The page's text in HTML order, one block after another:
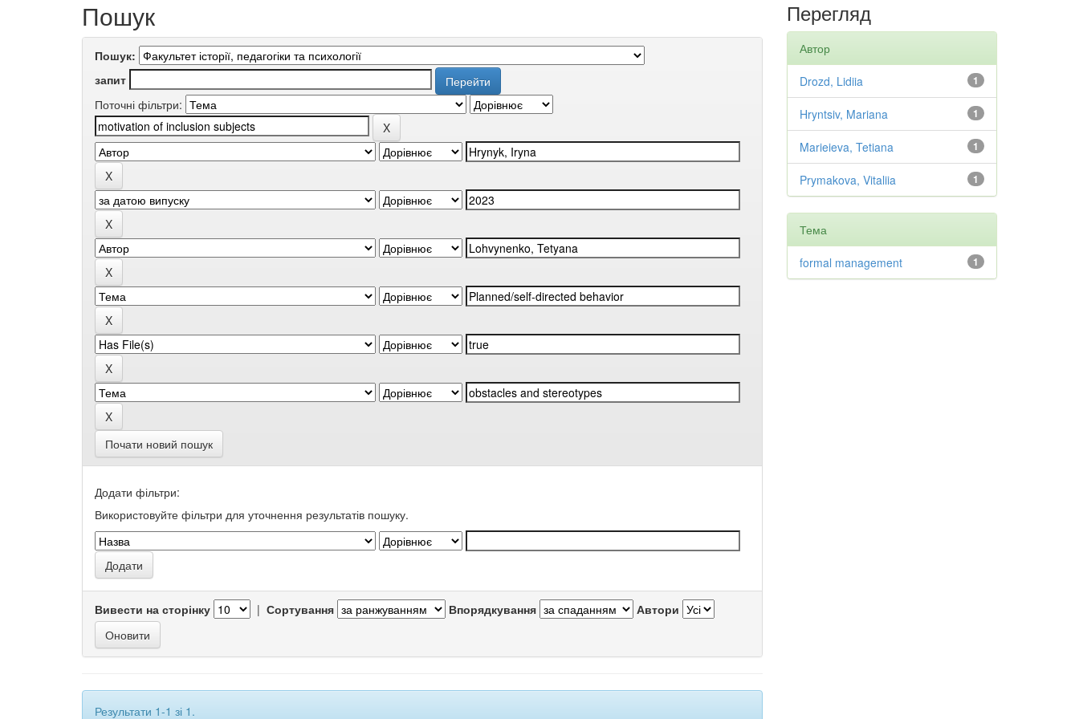
Пошук
Пошук:
запит
Поточні фільтри:
Почати новий пошук
Додати фільтри:
Використовуйте фільтри для уточнення результатів пошуку.
Вивести на сторінку | Сортування Впорядкування Автори
Результати 1-1 зі 1.
Перегляд
Автор
1
Drozd, Lidiia
1
Hryntsiv, Mariana
1
Marieieva, Tetiana
1
Prymakova, Vitaliia
Тема
1
formal management